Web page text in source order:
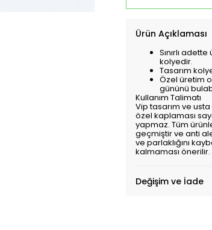
Ürün Açıklaması
Sınırlı
kolyedir.
Tasarım
Özel üretim
gününü
Kullanım Talimatı
Vip tasarım ve
özel kaplaması
yapmaz. Tüm
geçmiştir ve anti
ve parlaklığını
kalmaması önerilir.
Değişim ve İade